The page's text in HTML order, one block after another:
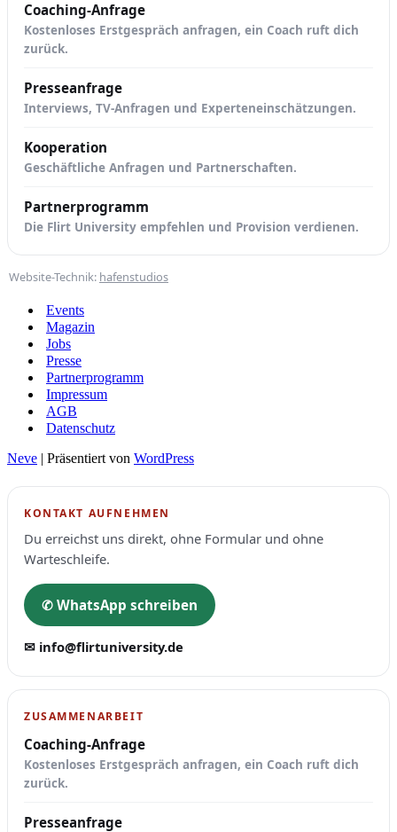
Coaching-Anfrage
Kostenloses Erstgespräch anfragen, ein Coach ruft dich
zurück.
Presseanfrage
Interviews, TV-Anfragen und Experteneinschätzungen.
Kooperation
Geschäftliche Anfragen und Partnerschaften.
Partnerprogramm
Die Flirt University empfehlen und Provision verdienen.
Website-Technik: hafenstudios
Events
Magazin
Jobs
Presse
Partnerprogramm
Impressum
AGB
Datenschutz
Neve | Präsentiert von WordPress
KONTAKT AUFNEHMEN
Du erreichst uns direkt, ohne Formular und ohne
Warteschleife.
✆ WhatsApp schreiben
✉ info@flirtuniversity.de
ZUSAMMENARBEIT
Coaching-Anfrage
Kostenloses Erstgespräch anfragen, ein Coach ruft dich
zurück.
Presseanfrage